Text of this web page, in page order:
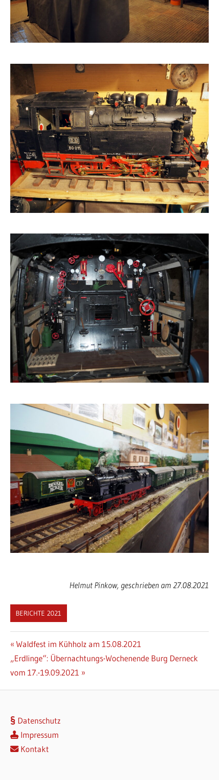
Helmut Pinkow, geschrieben am 27.08.2021
BERICHTE 2021
Beitragsnavigation
Vorheriger
Beitrag:
Waldfest im Kühholz am 15.08.2021
Nächster
Beitrag:
„Erdlinge“: Übernachtungs-Wochenende Burg Derneck
vom 17.-19.09.2021
Datenschutz
Impressum
Kontakt